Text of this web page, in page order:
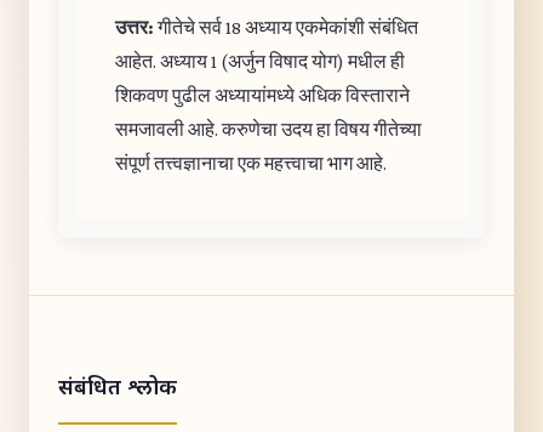
उत्तर:गीतेचे सर्व 18 अध्याय एकमेकांशी संबंधित
आहेत. अध्याय 1 (अर्जुन विषाद योग) मधील ही
शिकवण पुढील अध्यायांमध्ये अधिक विस्ताराने
समजावली आहे. करुणेचा उदय हा विषय गीतेच्या
संपूर्ण तत्त्वज्ञानाचा एक महत्त्वाचा भाग आहे.
संबंधित श्लोक